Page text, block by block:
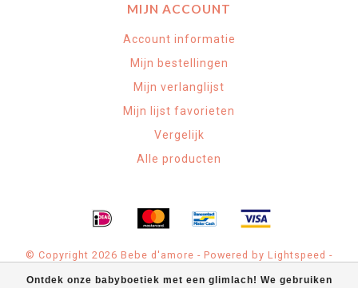
Ontdek onze babyboetiek met een glimlach! We gebruiken
MIJN ACCOUNT
Account informatie
Mijn bestellingen
Mijn verlanglijst
Mijn lijst favorieten
Vergelijk
Alle producten
© Copyright 2026 Bebe d'amore - Powered by Lightspeed -